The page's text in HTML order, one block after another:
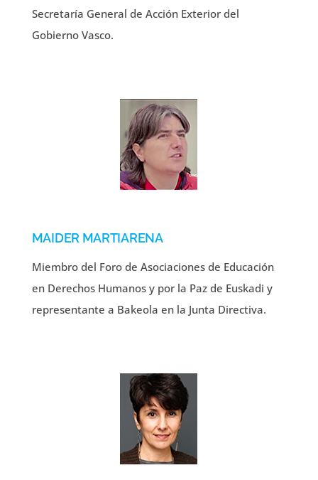
Secretaría General de Acción Exterior del
Gobierno Vasco.
MAIDER MARTIARENA
Miembro del Foro de Asociaciones de Educación
en Derechos Humanos y por la Paz de Euskadi y
representante a Bakeola en la Junta Directiva.